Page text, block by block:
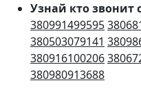
Узнай кто звонит
380991499595
380503079141
380916100206
380980913688